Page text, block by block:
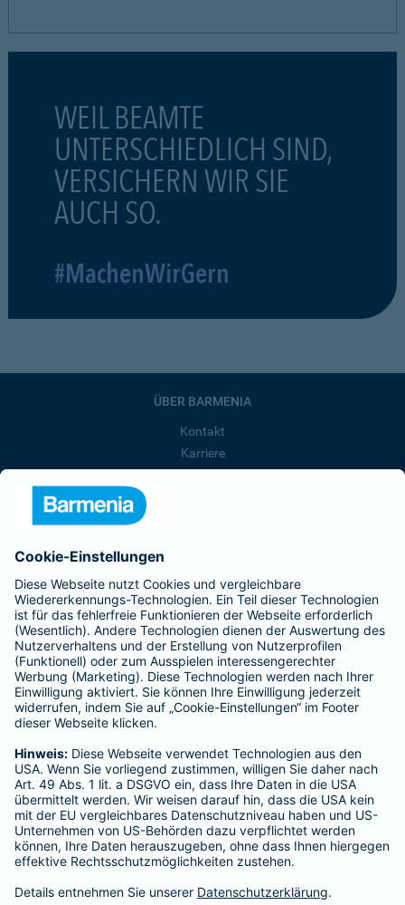
WEIL BEAMTE
UNTERSCHIEDLICH SIND,
VERSICHERN WIR SIE
AUCH SO.
#MachenWirGern
ÜBER BARMENIA
Kontakt
Karriere
Barmenia ist Teil der BarmeniaGothaer
BELIEBTE SEITEN
Kranken-Zusatzversicherung
Tierversicherungen
Haftpflichtversicherung
Hausratversicherung
Adresse ändern
Schaden melden
Kilometerstandsmeldung
Serviceübersicht